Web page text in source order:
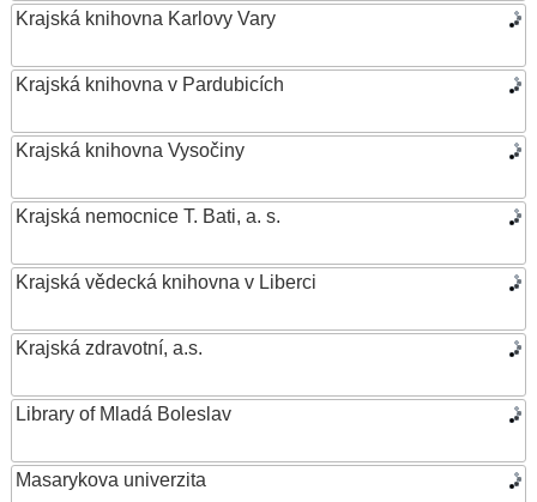
Krajská knihovna Karlovy Vary
Krajská knihovna v Pardubicích
Krajská knihovna Vysočiny
Krajská nemocnice T. Bati, a. s.
Krajská vědecká knihovna v Liberci
Krajská zdravotní, a.s.
Library of Mladá Boleslav
Masarykova univerzita